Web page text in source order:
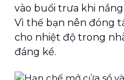
vào buổi trưa khi
Vì thế bạn nên đóng
cho nhiệt độ trong
đáng kể.